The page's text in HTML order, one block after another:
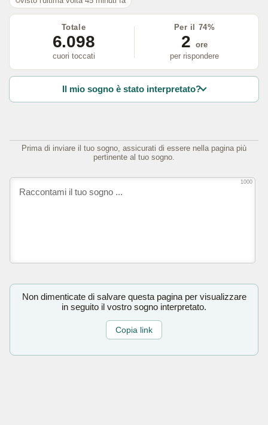
Totale
6.098
cuori toccati
Per il 74%
2 ore
per rispondere
Il mio sogno è stato interpretato?
Prima di inviare il tuo sogno, assicurati di essere nella pagina più
pertinente al tuo sogno.
1000
Non dimenticate di salvare questa pagina per visualizzare
in seguito il vostro sogno interpretato.
Copia link